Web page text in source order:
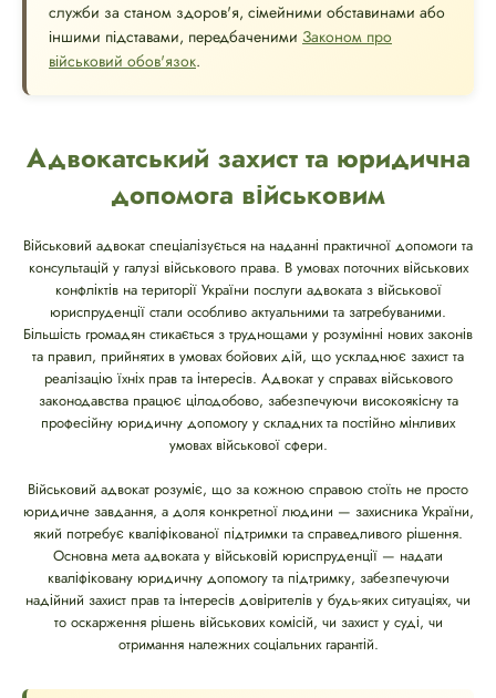
служби за станом здоров'я, сімейними обставинами або
іншими підставами, передбаченими Законом про
військовий обов'язок.
Адвокатський захист та юридична
допомога військовим
Військовий адвокат спеціалізується на наданні практичної допомоги та
консультацій у галузі військового права. В умовах поточних військових
конфліктів на території України послуги адвоката з військової
юриспруденції стали особливо актуальними та затребуваними.
Більшість громадян стикається з труднощами у розумінні нових законів
та правил, прийнятих в умовах бойових дій, що ускладнює захист та
реалізацію їхніх прав та інтересів. Адвокат у справах військового
законодавства працює цілодобово, забезпечуючи високоякісну та
професійну юридичну допомогу у складних та постійно мінливих
умовах військової сфери.
Військовий адвокат розуміє, що за кожною справою стоїть не просто
юридичне завдання, а доля конкретної людини — захисника України,
який потребує кваліфікованої підтримки та справедливого рішення.
Основна мета адвоката у військовій юриспруденції — надати
кваліфіковану юридичну допомогу та підтримку, забезпечуючи
надійний захист прав та інтересів довірителів у будь-яких ситуаціях, чи
то оскарження рішень військових комісій, чи захист у суді, чи
отримання належних соціальних гарантій.